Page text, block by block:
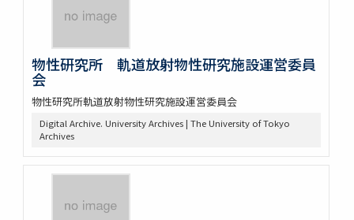
物性研究所 軌道放射物性研究施設運営委員
会
物性研究所軌道放射物性研究施設運営委員会
Digital Archive. University Archives | The University of Tokyo
Archives